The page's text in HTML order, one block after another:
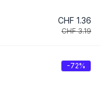
CHF 1.36
CHF 3.19
-72%